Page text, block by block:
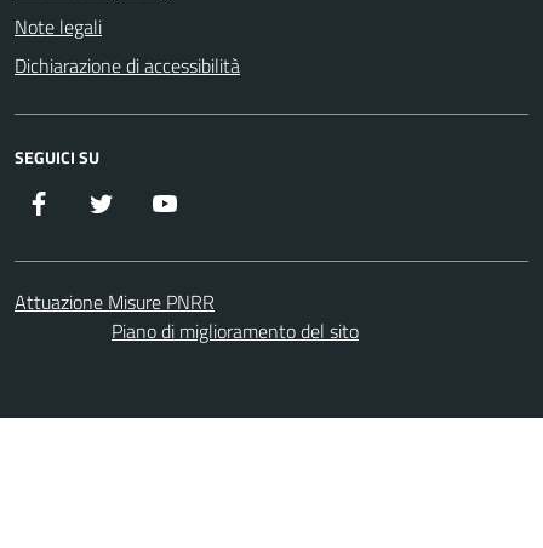
Note legali
Dichiarazione di accessibilità
SEGUICI SU
Facebook Twitter
Attuazione Misure PNRR
Piano di miglioramento del sito